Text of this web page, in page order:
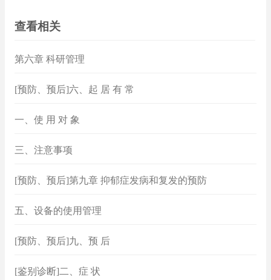
查看相关
第六章 科研管理
[预防、预后]六、起 居 有 常
一、使 用 对 象
三、注意事项
[预防、预后]第九章 抑郁症发病和复发的预防
五、设备的使用管理
[预防、预后]九、预 后
[鉴别诊断]二、症 状